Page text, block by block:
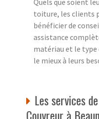
toiture, les clients
bénéficier de
assistance
matériau et le type
le mieux à leurs
Les services
Couvreur à